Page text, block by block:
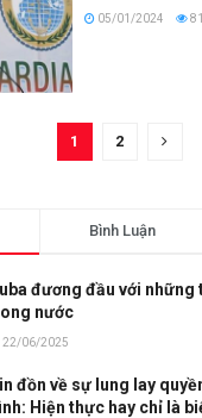
05/01/2024
1 2
Bình Luận
đương đầu với
nước
22/06/2025
đồn về sự lung lay
Hiện thực hay chỉ là